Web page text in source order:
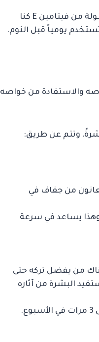
حيث أنه كل ما تحتاج إليه هو بعض القطرات من زيت اللوز المر وكبسولة من فيتامين E كنا
يومياً قبل النوم.
والاستفادة من خواصه
وتتم عن طريق:
من جفاف في
يساعد في سرعة
على وضعة، وهناك من يفضل تركه حتى
البشرة من آثاره